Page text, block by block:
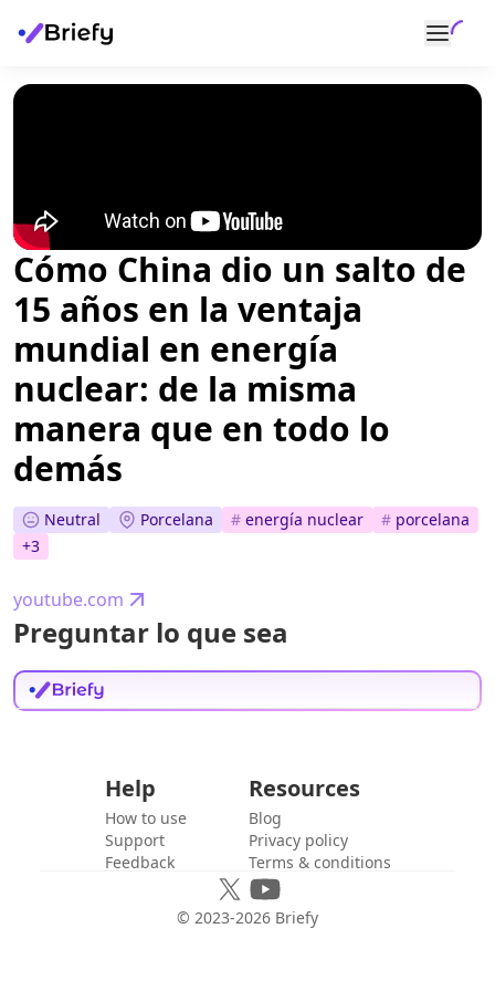
Cómo China dio un salto de
15 años en la ventaja
mundial en energía
nuclear: de la misma
manera que en todo lo
demás
Neutral Porcelana # energía nuclear # porcelana
+3
youtube.com
Preguntar lo que sea
Help
How to use
Support
Feedback
Resources
Blog
Privacy policy
Terms & conditions
© 2023-2026 Briefy